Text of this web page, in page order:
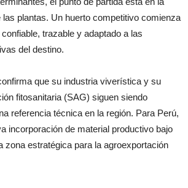
las plantas. Un huerto competitivo comienza
trazable y adaptado a las
del destino.
que su industria viverística y su
fitosanitaria (SAG) siguen siendo
referencia técnica en la región. Para Perú,
incorporación de material productivo bajo
zona estratégica para la agroexportación